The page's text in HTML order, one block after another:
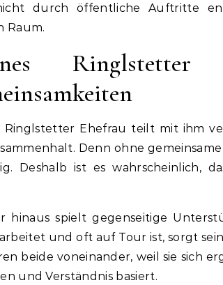
durch öffentliche Auftritte
Raum.
Ringlstetter Ehefrau teilt mit ihm
Denn ohne
Deshalb ist es wahrscheinlich,
hinaus spielt gegenseitige
und oft auf Tour ist, sorgt
beide voneinander, weil sie sich
und Verständnis basiert.